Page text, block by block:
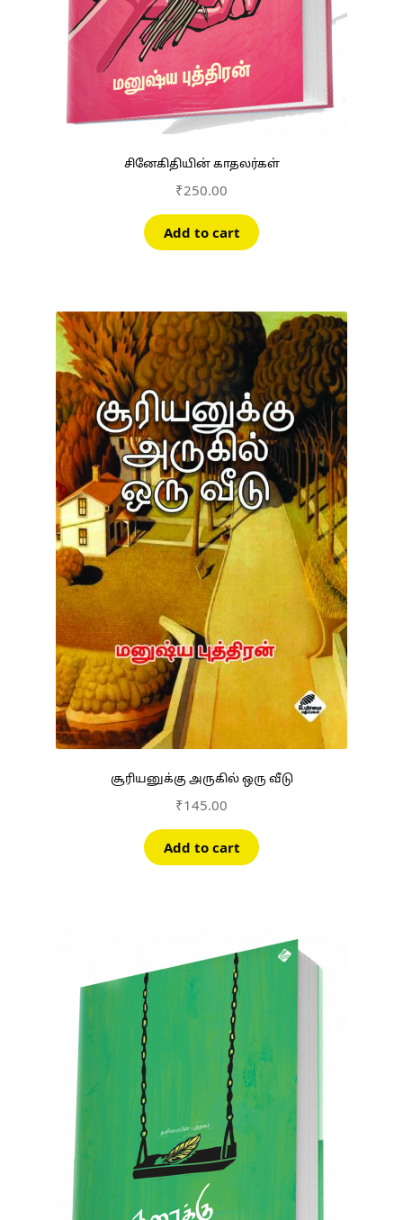
சினேகிதியின் காதலர்கள்
₹250.00
Add to cart
சூரியனுக்கு அருகில் ஒரு வீடு
₹145.00
Add to cart